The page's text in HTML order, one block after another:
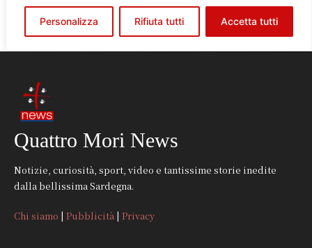
Quattro Mori News
Notizie, curiosità, sport, video e tantissime storie inedite
dalla bellissima Sardegna.
Chi siamo | Pubblicità | Privacy